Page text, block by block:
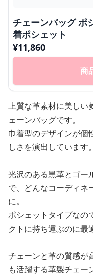
チェーンバッグ ポ
着ポシェット
¥11,860
商
上質な革素材に美しい
ェーンバッグです。
巾着型のデザインが個
しさを演出しています。
光沢のある黒革とゴー
で、どんなコーディネ
に。
ポシェットタイプなの
クトに持ち運ぶのに最
チェーンと革の質感が
も活躍する革製チェー